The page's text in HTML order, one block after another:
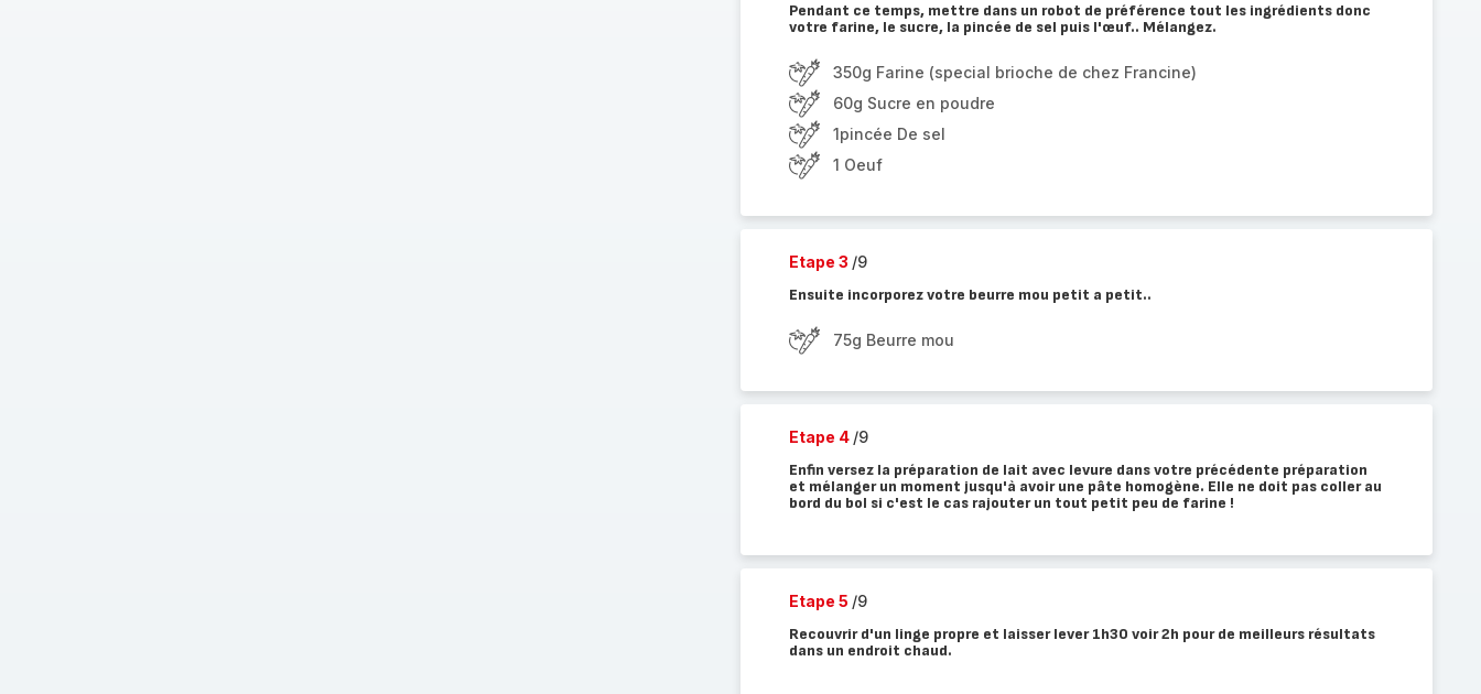
Pendant ce temps, mettre dans un robot de préférence tout les ingrédients donc
votre farine, le sucre, la pincée de sel puis l'œuf.. Mélangez.
350g Farine (special brioche de chez Francine)
60g Sucre en poudre
1pincée De sel
1 Oeuf
Etape 3 /9
Ensuite incorporez votre beurre mou petit a petit..
75g Beurre mou
Etape 4 /9
Enfin versez la préparation de lait avec levure dans votre précédente préparation
et mélanger un moment jusqu'à avoir une pâte homogène. Elle ne doit pas coller au
bord du bol si c'est le cas rajouter un tout petit peu de farine !
Etape 5 /9
Recouvrir d'un linge propre et laisser lever 1h30 voir 2h pour de meilleurs résultats
dans un endroit chaud.